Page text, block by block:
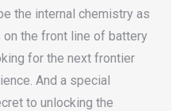
the internal chemistry as
the front line of battery
for the next frontier
And a special
to unlocking the